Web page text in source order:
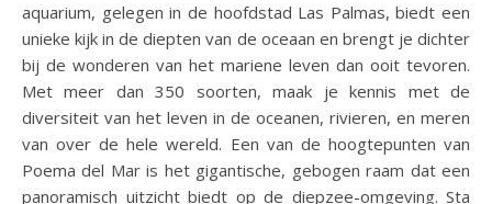
aquarium, gelegen in de hoofdstad Las Palmas, biedt een
unieke kijk in de diepten van de oceaan en brengt je dichter
bij de wonderen van het mariene leven dan ooit tevoren.
Met meer dan 350 soorten, maak je kennis met de
diversiteit van het leven in de oceanen, rivieren, en meren
van over de hele wereld. Een van de hoogtepunten van
Poema del Mar is het gigantische, gebogen raam dat een
panoramisch uitzicht biedt op de diepzee-omgeving. Sta